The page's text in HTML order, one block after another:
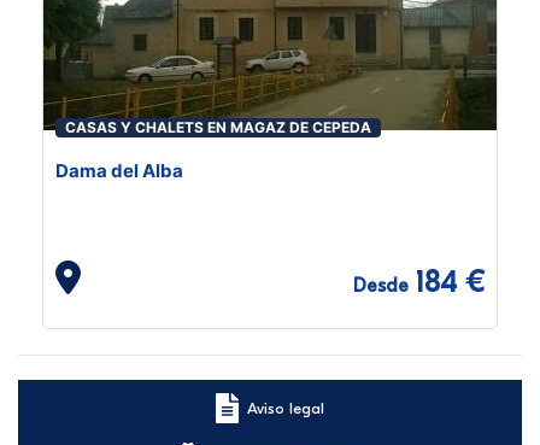
CASAS Y CHALETS EN MAGAZ DE CEPEDA
Dama del Alba
Desde 184 €
Aviso legal